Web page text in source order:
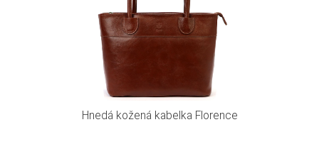
Hnedá kožená kabelka Florence